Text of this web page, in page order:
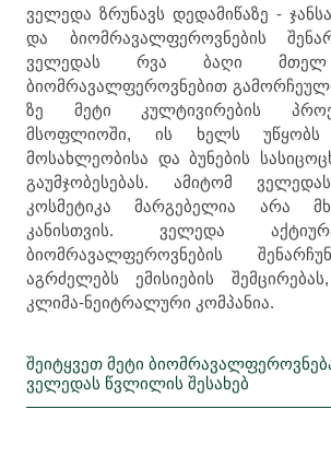
ველედა ზრუნავს დედამიწაზე -
და ბიომრავალფეროვნების
ველედას რვა ბაღი მთელ
ბიომრავალფეროვნებით
ზე მეტი კულტივირების
მსოფლიოში, ის ხელს უწყობს
მოსახლეობისა და ბუნების
გაუმჯობესებას. ამიტომ
კოსმეტიკა მარგებელია არა
კანისთვის. ველედა
ბიომრავალფეროვნების
აგრძელებს ემისიების
კლიმა-ნეიტრალური კომპანია.
შეიტყვეთ მეტი
ველედას წვლილის შესახებ